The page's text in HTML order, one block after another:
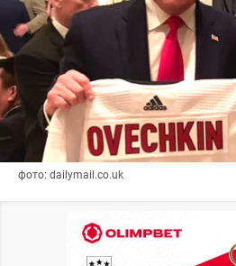
фото: dailymail.co.uk